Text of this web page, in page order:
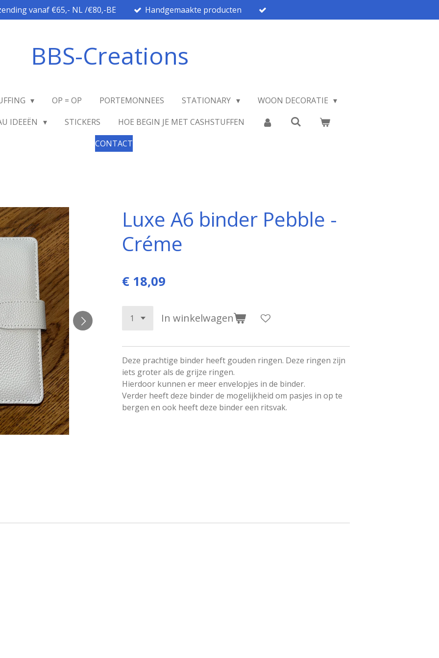
vanaf €65,- NL /€80,-BE Handgemaakte producten
BBS-Creations
OP = OP PORTEMONNEES STATIONARY
WOON DECORATIE
IDEEËN
STICKERS
HOE BEGIN JE MET CASHSTUFFEN
CONTACT
Luxe A6 binder Pebble -
Créme
€ 18,09
In winkelwagen
Deze prachtige binder heeft gouden ringen. Deze ringen zijn
iets groter als de grijze ringen.
Hierdoor kunnen er meer envelopjes in de binder.
Verder heeft deze binder de mogelijkheid om pasjes in op te
bergen en ook heeft deze binder een ritsvak.